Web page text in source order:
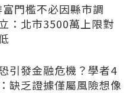
門檻不必因縣市調
：北市3500萬上限對
引發金融危機？學者4
缺乏證據僅屬風險想像